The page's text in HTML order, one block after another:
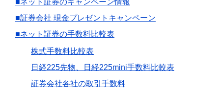
■証券会社 現金プレゼントキャンペーン
■ネット証券の手数料比較表
株式手数料比較表
日経225先物、日経225mini手数料比較表
証券会社各社の取引手数料